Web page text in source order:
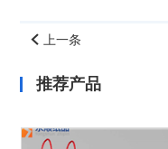
上一条
推荐产品